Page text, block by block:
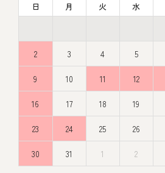
日 月 火 水
2 3 4 5
9 10 11 12
16 17 18 19
23 24 25 26
30 31 1 2